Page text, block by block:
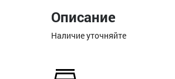
Описание
Наличие уточняйте